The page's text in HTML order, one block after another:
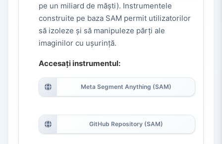
pe un miliard de măști). Instrumentele
construite pe baza SAM permit utilizatorilor
să izoleze și să manipuleze părți ale
imaginilor cu ușurință.
Accesați instrumentul:
Meta Segment Anything (SAM)
GitHub Repository (SAM)